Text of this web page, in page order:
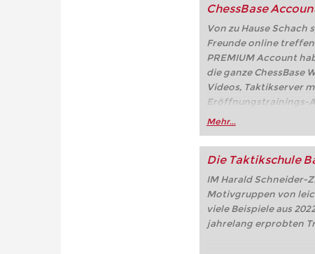
ChessBase
Von zu Hause
Freunde online
PREMIUM Account
die ganze ChessBase
Videos, Taktikserver
Eröffnungstrainings-
Partien, der Online-
Mehr...
Die Taktikschule
IM Harald Schneider-
Motivgruppen von
viele Beispiele aus
jahrelang erprobten